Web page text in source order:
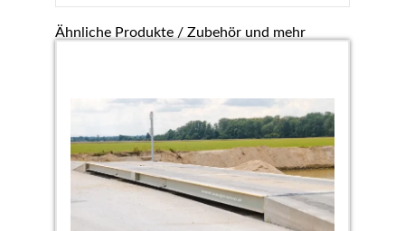
Ähnliche Produkte / Zubehör und mehr